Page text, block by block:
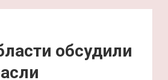
обсудили